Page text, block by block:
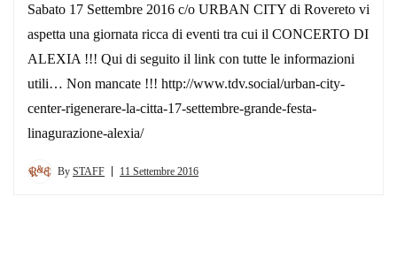
Sabato 17 Settembre 2016 c/o URBAN CITY di Rovereto vi
aspetta una giornata ricca di eventi tra cui il CONCERTO DI
ALEXIA !!! Qui di seguito il link con tutte le informazioni
utili… Non mancate !!! http://www.tdv.social/urban-city-
center-rigenerare-la-citta-17-settembre-grande-festa-
linagurazione-alexia/
By STAFF 11 Settembre 2016